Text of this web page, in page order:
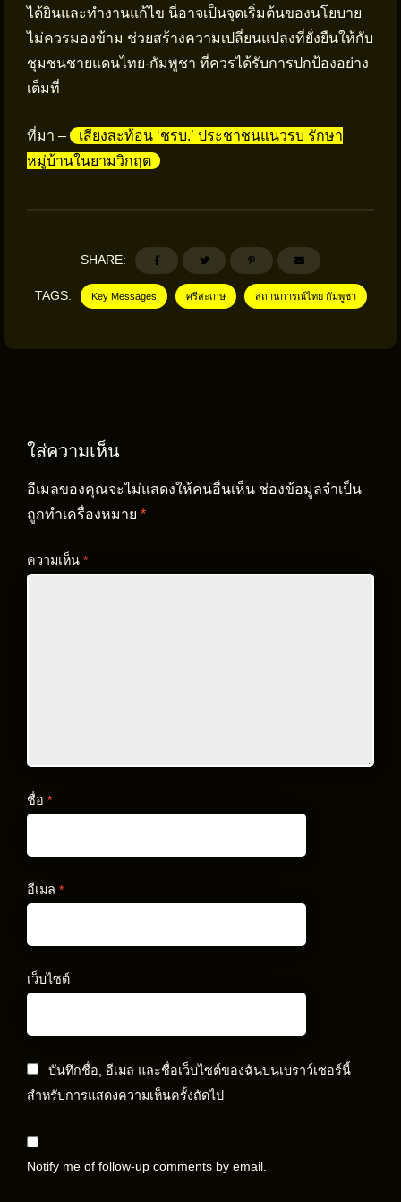
ได้ยินและทำงานแก้ไข นี่อาจเป็นจุดเริ่มต้นของนโยบาย
ไม่ควรมองข้าม ช่วยสร้างความเปลี่ยนแปลงที่ยั่งยืนให้กับ
ชุมชนชายแดนไทย-กัมพูชา ที่ควรได้รับการปกป้องอย่าง
เต็มที่
ที่มา –
เสียงสะท้อน ‘ชรบ.’ ประชาชนแนวรบ รักษา
หมู่บ้านในยามวิกฤต
SHARE:
TAGS: Key Messages ศรีสะเกษ สถานการณ์ไทย กัมพูชา
ใส่ความเห็น
อีเมลของคุณจะไม่แสดงให้คนอื่นเห็น ช่องข้อมูลจำเป็น
ถูกทำเครื่องหมาย *
ความเห็น *
ชื่อ *
อีเมล *
เว็บไซต์
บันทึกชื่อ, อีเมล และชื่อเว็บไซต์ของฉันบนเบราว์เซอร์นี้
สำหรับการแสดงความเห็นครั้งถัดไป
Notify me of follow-up comments by email.